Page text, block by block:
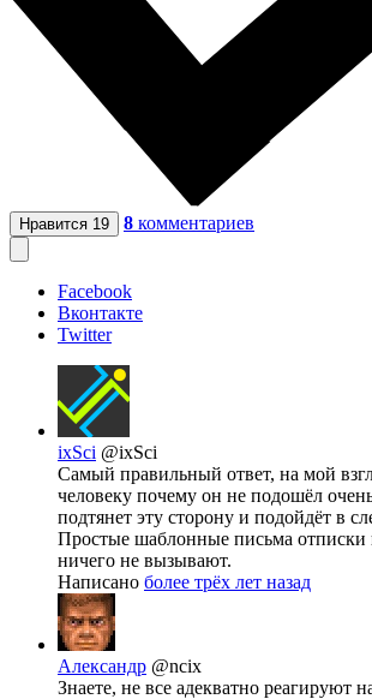
Нравится 19 8 комментариев
Facebook
Вконтакте
Twitter
ixSci @ixSci
Самый правильный ответ, на мой
человеку почему он не подошёл
подтянет эту сторону и подойдёт в
Простые шаблонные письма отписки
ничего не вызывают.
Написано более трёх лет назад
Александр @ncix
Знаете, не все адекватно реагируют